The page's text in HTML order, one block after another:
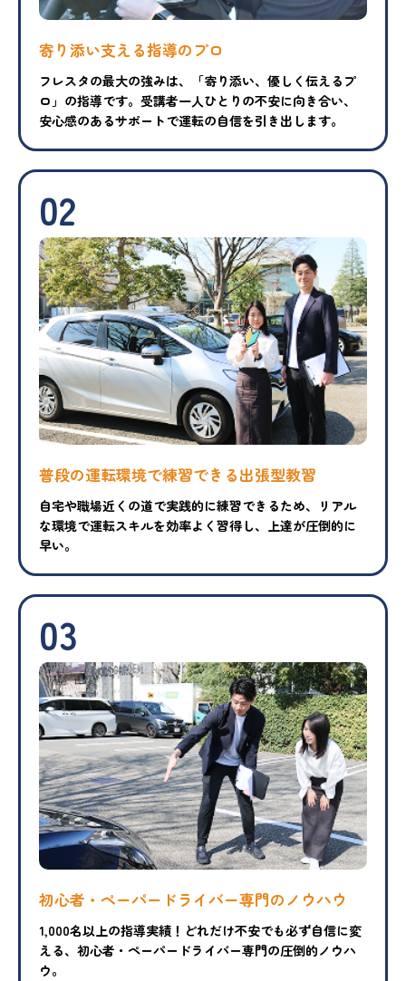
寄り添い支える指導のプロ
フレスタの最大の強みは、「寄り添い、優しく伝えるプ
ロ」の指導です。受講者一人ひとりの不安に向き合い、
安心感のあるサポートで運転の自信を引き出します。
02
普段の運転環境で練習できる出張型教習
自宅や職場近くの道で実践的に練習できるため、リアル
な環境で運転スキルを効率よく習得し、上達が圧倒的に
早い。
03
初心者・ペーパードライバー専門のノウハウ
1,000名以上の指導実績！どれだけ不安でも必ず自信に変
える、初心者・ペーパードライバー専門の圧倒的ノウハ
ウ。